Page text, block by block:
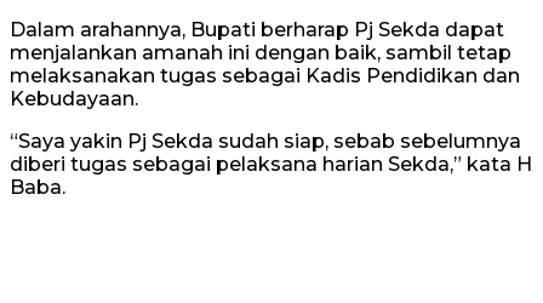
Dalam arahannya, Bupati berharap Pj Sekda dapat
menjalankan amanah ini dengan baik, sambil tetap
melaksanakan tugas sebagai Kadis Pendidikan dan
Kebudayaan.
“Saya yakin Pj Sekda sudah siap, sebab sebelumnya
diberi tugas sebagai pelaksana harian Sekda,” kata H
Baba.